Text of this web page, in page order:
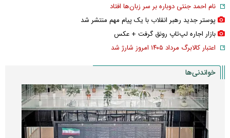
نام احمد جنتی دوباره بر سر زبان‌ها افتاد
پوستر جدید رهبر انقلاب با یک پیام مهم منتشر شد
بازار اجاره لپ‌تاپ رونق گرفت + عکس
اعتبار کالابرگ مرداد ۱۴۰۵ امروز شارژ شد
خواندنی‌ها